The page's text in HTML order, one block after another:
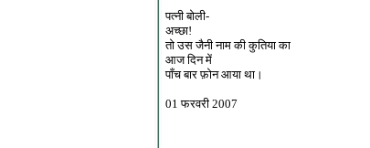
पत्नी बोली-
अच्छा!
तो उस जैनी नाम की कुतिया का
आज दिन में
पाँच बार फ़ोन आया था।
01 फरवरी 2007